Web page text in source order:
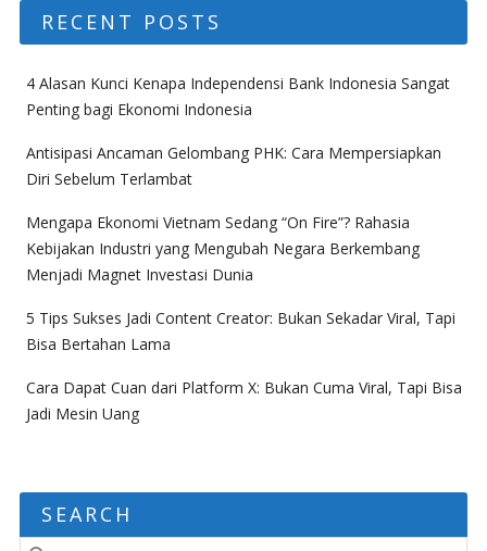
RECENT POSTS
4 Alasan Kunci Kenapa Independensi Bank Indonesia Sangat
Penting bagi Ekonomi Indonesia
Antisipasi Ancaman Gelombang PHK: Cara Mempersiapkan
Diri Sebelum Terlambat
Mengapa Ekonomi Vietnam Sedang “On Fire”? Rahasia
Kebijakan Industri yang Mengubah Negara Berkembang
Menjadi Magnet Investasi Dunia
5 Tips Sukses Jadi Content Creator: Bukan Sekadar Viral, Tapi
Bisa Bertahan Lama
Cara Dapat Cuan dari Platform X: Bukan Cuma Viral, Tapi Bisa
Jadi Mesin Uang
SEARCH